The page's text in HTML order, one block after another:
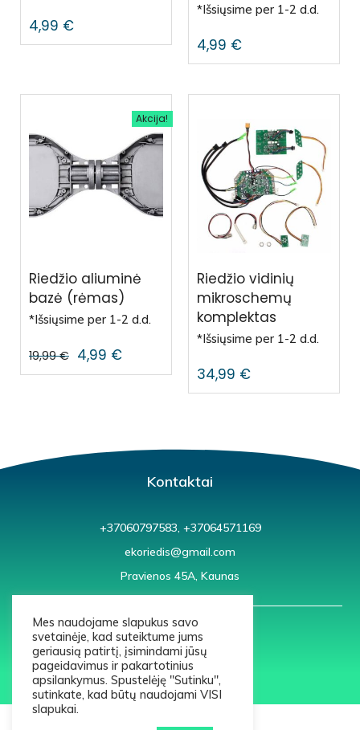
4,99 €
*Išsiųsime per 1-2 d.d.
4,99 €
Akcija!
Riedžio aliuminė
bazė (rėmas)
*Išsiųsime per 1-2 d.d.
19,99€ 4,99 €
Riedžio vidinių
mikroschemų
komplektas
*Išsiųsime per 1-2 d.d.
34,99 €
Kontaktai
+37060797583, +37064571169
ekoriedis@gmail.com
Pravienos 45A, Kaunas
© 2021 ekoriedis.lt
Mes naudojame slapukus savo
svetainėje, kad suteiktume jums
geriausią patirtį, įsimindami jūsų
pageidavimus ir pakartotinius
apsilankymus. Spustelėję "Sutinku",
sutinkate, kad būtų naudojami VISI
slapukai.